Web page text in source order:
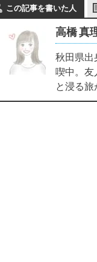
この記事を書いた人
高橋 真
秋田県出
喫中。友
と浸る旅